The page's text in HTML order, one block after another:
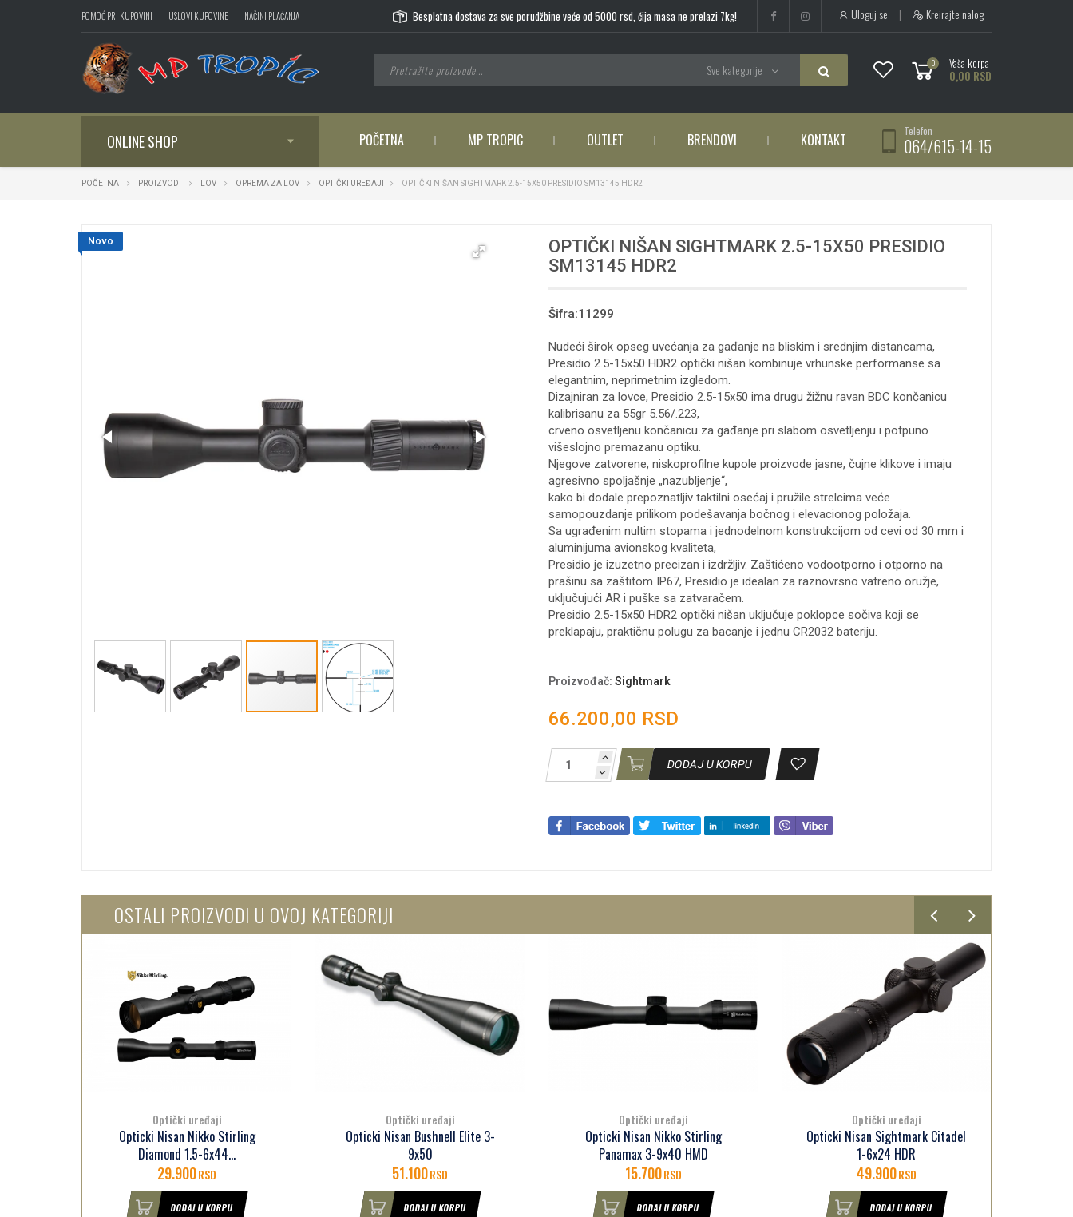
POMOĆ PRI KUPOVINI USLOVI KUPOVINE NAČINI PLAĆANJA Besplatna dostava za sve porudžbine veće od 5000 rsd, čija masa ne prelazi 7kg! Uloguj se | Kreirajte nalog
0 Vaša korpa
0,00 RSD
Sve kategorije
ONLINE SHOP POČETNA MP TROPIC OUTLET BRENDOVI KONTAKT Telefon
064/615-14-15
POČETNA PROIZVODI LOV OPREMA ZA LOV OPTIČKI UREĐAJI OPTIČKI NIŠAN SIGHTMARK 2.5-15X50 PRESIDIO SM13145 HDR2
Novo
OPTIČKI NIŠAN SIGHTMARK 2.5-15X50 PRESIDIO
SM13145 HDR2
Šifra:11299
Nudeći širok opseg uvećanja za gađanje na bliskim i srednjim distancama,
Presidio 2.5-15x50 HDR2 optički nišan kombinuje vrhunske performanse sa
elegantnim, neprimetnim izgledom.
Dizajniran za lovce, Presidio 2.5-15x50 ima drugu žižnu ravan BDC končanicu
kalibrisanu za 55gr 5.56/.223,
crveno osvetljenu končanicu za gađanje pri slabom osvetljenju i potpuno
višeslojno premazanu optiku.
Njegove zatvorene, niskoprofilne kupole proizvode jasne, čujne klikove i imaju
agresivno spoljašnje „nazubljenje“,
kako bi dodale prepoznatljiv taktilni osećaj i pružile strelcima veće
samopouzdanje prilikom podešavanja bočnog i elevacionog položaja.
Sa ugrađenim nultim stopama i jednodelnom konstrukcijom od cevi od 30 mm i
aluminijuma avionskog kvaliteta,
Presidio je izuzetno precizan i izdržljiv. Zaštićeno vodootporno i otporno na
prašinu sa zaštitom IP67, Presidio je idealan za raznovrsno vatreno oružje,
uključujući AR i puške sa zatvaračem.
Presidio 2.5-15x50 HDR2 optički nišan uključuje poklopce sočiva koji se
preklapaju, praktičnu polugu za bacanje i jednu CR2032 bateriju.
Proizvođač: Sightmark
66.200,00 RSD
DODAJ U KORPU
OSTALI PROIZVODI U OVOJ KATEGORIJI
Optički uređaji
Opticki Nisan Nikko Stirling
Diamond 1.5-6x44...
29.900RSD
DODAJ U KORPU
Optički uređaji
Opticki Nisan Bushnell Elite 3-
9x50
51.100RSD
DODAJ U KORPU
Optički uređaji
Opticki Nisan Nikko Stirling
Panamax 3-9x40 HMD
15.700RSD
DODAJ U KORPU
Optički uređaji
Opticki Nisan Sightmark Citadel
1-6x24 HDR
49.900RSD
DODAJ U KORPU